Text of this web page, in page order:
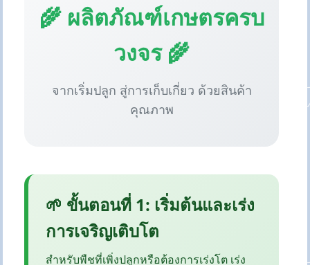
🌾 ผลิตภัณฑ์เกษตรครบ
วงจร 🌾
จากเริ่มปลูก สู่การเก็บเกี่ยว ด้วยสินค้า
คุณภาพ
🌱 ขั้นตอนที่ 1: เริ่มต้นและเร่ง
การเจริญเติบโต
สำหรับพืชที่เพิ่งปลูกหรือต้องการเร่งโต เร่ง